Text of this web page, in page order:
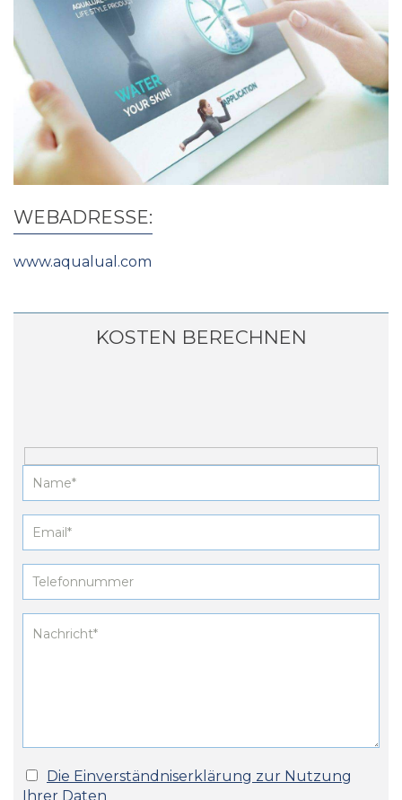
WEBADRESSE:
www.aqualual.com
KOSTEN BERECHNEN
Die Einverständniserklärung zur Nutzung
Ihrer Daten